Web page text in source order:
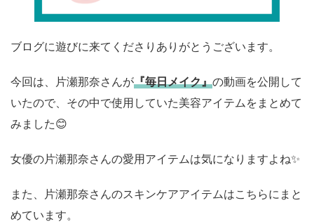
ブログに遊びに来てくださりありがとうございます。
今回は、片瀬那奈さんが『毎日メイク』の動画を公開して
いたので、その中で使用していた美容アイテムをまとめて
みました😊
女優の片瀬那奈さんの愛用アイテムは気になりますよね✨
また、片瀬那奈さんのスキンケアアイテムはこちらにまと
めています。